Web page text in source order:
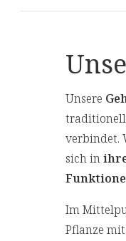
Unsere
verbindet.
sich in
Im
Pflanze